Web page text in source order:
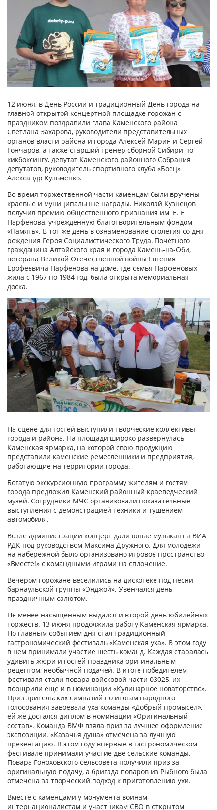
12 июня, в День России и традиционный День города на
главной открытой концертной площадке горожан с
праздником поздравили глава Каменского района
Светлана Захарова, руководители представительных
органов власти района и города Алексей Марин и Сергей
Гончаров, а также старший тренер сборной Сибири по
кикбоксингу, депутат Каменского районного Собрания
депутатов, руководитель спортивного клуба «Боец»
Александр Кузьменко.
Во время торжественной части каменцам были вручены
краевые и муниципальные награды. Николай Кузнецов
получил премию общественного признания им. Е. Е
Парфёнова, учрежденную благотворительным фондом
«Память». В тот же день в ознаменование столетия со дня
рождения Героя Социалистического Труда, Почётного
гражданина Алтайского края и города Камень-на-Оби,
ветерана Великой Отечественной войны Евгения
Ерофеевича Парфёнова на доме, где семья Парфёновых
жила с 1967 по 1984 год, была открыта мемориальная
доска.
На сцене для гостей выступили творческие коллективы
города и района. На площади широко развернулась
Каменская ярмарка, на которой свою продукцию
представили каменские ремесленники и предприятия,
работающие на территории города.
Богатую экскурсионную программу жителям и гостям
города предложил Каменский районный краеведческий
музей. Сотрудники МЧС организовали показательные
выступления с демонстрацией техники и тушением
автомобиля.
Возле администрации концерт дали юные музыканты ВИА
РДК под руководством Максима Дружного. Для молодежи
на набережной было организовано игровое пространство
«Вместе!» с командными играми на сплочение.
Вечером горожане веселились на дискотеке под песни
барнаульской группы «Энджой». Увенчался день
праздничным салютом.
Не менее насыщенным выдался и второй день юбилейных
торжеств. 13 июня продолжила работу Каменская ярмарка.
Но главным событием дня стал традиционный
гастрономический фестиваль «Каменская уха». В этом году
в нем принимали участие шесть команд. Каждая старалась
удивить жюри и гостей праздника оригинальным
рецептом, необычной подачей. В итоге победителем
фестиваля стали повара войсковой части 03025, их
поощрили еще и в номинации «Кулинарное новаторство».
Приз зрительских симпатий по итогам народного
голосования завоевала уха команды «Добрый промысел»,
ей же достался диплом в номинации «Оригинальный
состав». Команда ВМФ взяла приз за лучшее оформление
экспозиции. «Казачья душа» отмечена за лучшую
презентацию. В этом году впервые в гастрономическом
фестивале принимали участие две сельские команды.
Повара Гоноховского сельсовета получили приз за
оригинальную подачу, а бригада поваров из Рыбного была
отмечена за творческий подход к приготовлению ухи.
Вместе с каменцами у монумента воинам-
интернационалистам и участникам СВО в открытом